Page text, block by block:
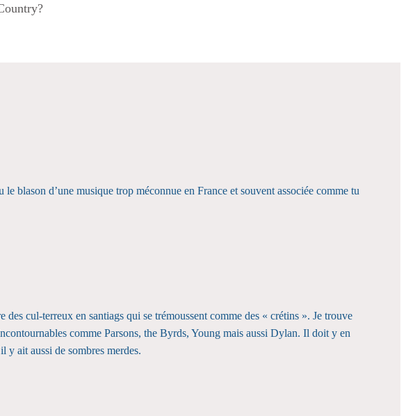
blason d’une musique trop méconnue en France et souvent associée comme tu
cul-terreux en santiags qui se trémoussent comme des « crétins ». Je trouve
comme Parsons, the Byrds, Young mais aussi Dylan. Il doit y en
y ait aussi de sombres merdes.